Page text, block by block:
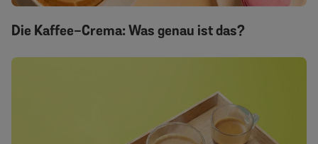
Die Kaffee-Crema: Was genau ist das?